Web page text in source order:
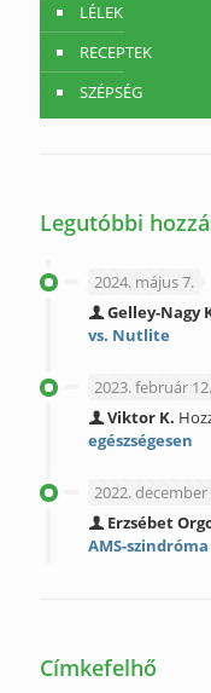
LÉLEK
RECEPTEK
SZÉPSÉG
Legutóbbi
2024. május 7.
Gelley-Nagy
vs. Nutlite
2023. február 12.
Viktor K.
egészségesen
2022. december
Erzsébet
AMS-szindróma
Címkefelhő